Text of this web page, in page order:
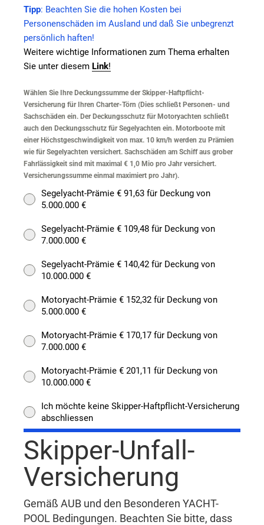
Tipp: Beachten Sie die hohen Kosten bei
Personenschäden im Ausland und daß Sie unbegrenzt
persönlich haften!
Weitere wichtige Informationen zum Thema erhalten
Sie unter diesem Link!
Wählen Sie Ihre Deckungssumme der Skipper-Haftpflicht-
Versicherung für Ihren Charter-Törn (Dies schließt Personen- und
Sachschäden ein. Der Deckungsschutz für Motoryachten schließt
auch den Deckungsschutz für Segelyachten ein. Motorboote mit
einer Höchstgeschwindigkeit von max. 10 km/h werden zu Prämien
wie für Segelyachten versichert. Sachschäden am Schiff aus grober
Fahrlässigkeit sind mit maximal € 1,0 Mio pro Jahr versichert.
Versicherungssumme einmal maximiert pro Jahr).
Segelyacht-Prämie € 91,63 für Deckung von
5.000.000 €
Segelyacht-Prämie € 109,48 für Deckung von
7.000.000 €
Segelyacht-Prämie € 140,42 für Deckung von
10.000.000 €
Motoryacht-Prämie € 152,32 für Deckung von
5.000.000 €
Motoryacht-Prämie € 170,17 für Deckung von
7.000.000 €
Motoryacht-Prämie € 201,11 für Deckung von
10.000.000 €
Ich möchte keine Skipper-Haftpflicht-Versicherung
abschliessen
Skipper-Unfall-
Versicherung
Gemäß AUB und den Besonderen YACHT-
POOL Bedingungen. Beachten Sie bitte, dass